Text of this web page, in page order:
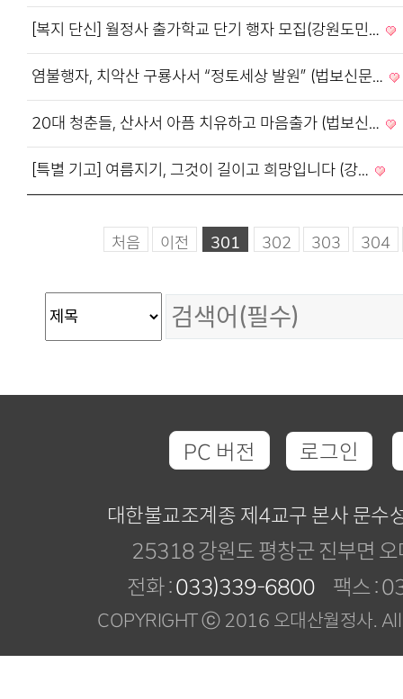
[복지 단신] 월정사 출가학교 단기 행자 모집(강원도민…
염불행자, 치악산 구룡사서 “정토세상 발원” (법보신문…
20대 청춘들, 산사서 아픔 치유하고 마음출가 (법보신…
[특별 기고] 여름지기, 그것이 길이고 희망입니다 (강…
처음 이전 301 302 303 304
PC 버전 로그인
대한불교조계종 제4교구 본사 문수
25318 강원도 평창군 진부면
전화 :033)339-6800 팩스 :
COPYRIGHT ⓒ 2016 오대산월정사.